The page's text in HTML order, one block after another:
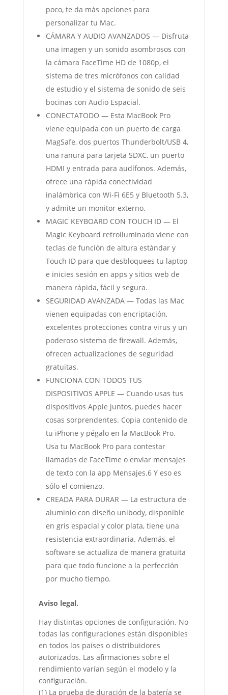
poco, te da más opciones para
personalizar tu Mac.
CÁMARA Y AUDIO AVANZADOS — Disfruta
una imagen y un sonido asombrosos con
la cámara FaceTime HD de 1080p, el
sistema de tres micrófonos con calidad
de estudio y el sistema de sonido de seis
bocinas con Audio Espacial.
CONECTATODO — Esta MacBook Pro
viene equipada con un puerto de carga
MagSafe, dos puertos Thunderbolt/USB 4,
una ranura para tarjeta SDXC, un puerto
HDMI y entrada para audífonos. Además,
ofrece una rápida conectividad
inalámbrica con Wi-Fi 6E5 y Bluetooth 5.3,
y admite un monitor externo.
MAGIC KEYBOARD CON TOUCH ID — El
Magic Keyboard retroiluminado viene con
teclas de función de altura estándar y
Touch ID para que desbloquees tu laptop
e inicies sesión en apps y sitios web de
manera rápida, fácil y segura.
SEGURIDAD AVANZADA — Todas las Mac
vienen equipadas con encriptación,
excelentes protecciones contra virus y un
poderoso sistema de firewall. Además,
ofrecen actualizaciones de seguridad
gratuitas.
FUNCIONA CON TODOS TUS
DISPOSITIVOS APPLE — Cuando usas tus
dispositivos Apple juntos, puedes hacer
cosas sorprendentes. Copia contenido de
tu iPhone y pégalo en la MacBook Pro.
Usa tu MacBook Pro para contestar
llamadas de FaceTime o enviar mensajes
de texto con la app Mensajes.6 Y eso es
sólo el comienzo.
CREADA PARA DURAR — La estructura de
aluminio con diseño unibody, disponible
en gris espacial y color plata, tiene una
resistencia extraordinaria. Además, el
software se actualiza de manera gratuita
para que todo funcione a la perfección
por mucho tiempo.
Aviso legal.
Hay distintas opciones de configuración. No
todas las configuraciones están disponibles
en todos los países o distribuidores
autorizados. Las afirmaciones sobre el
rendimiento varían según el modelo y la
configuración.
(1) La prueba de duración de la batería se